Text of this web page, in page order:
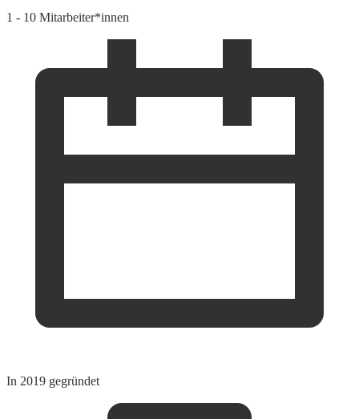
1 - 10 Mitarbeiter*innen
In 2019 gegründet